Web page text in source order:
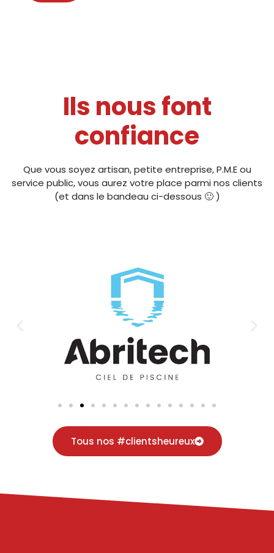
Ils nous font
confiance
Que vous soyez artisan, petite entreprise, P.M.E ou
service public, vous aurez votre place parmi nos clients
(et dans le bandeau ci-dessous 🙂 )
Tous nos #clientsheureux